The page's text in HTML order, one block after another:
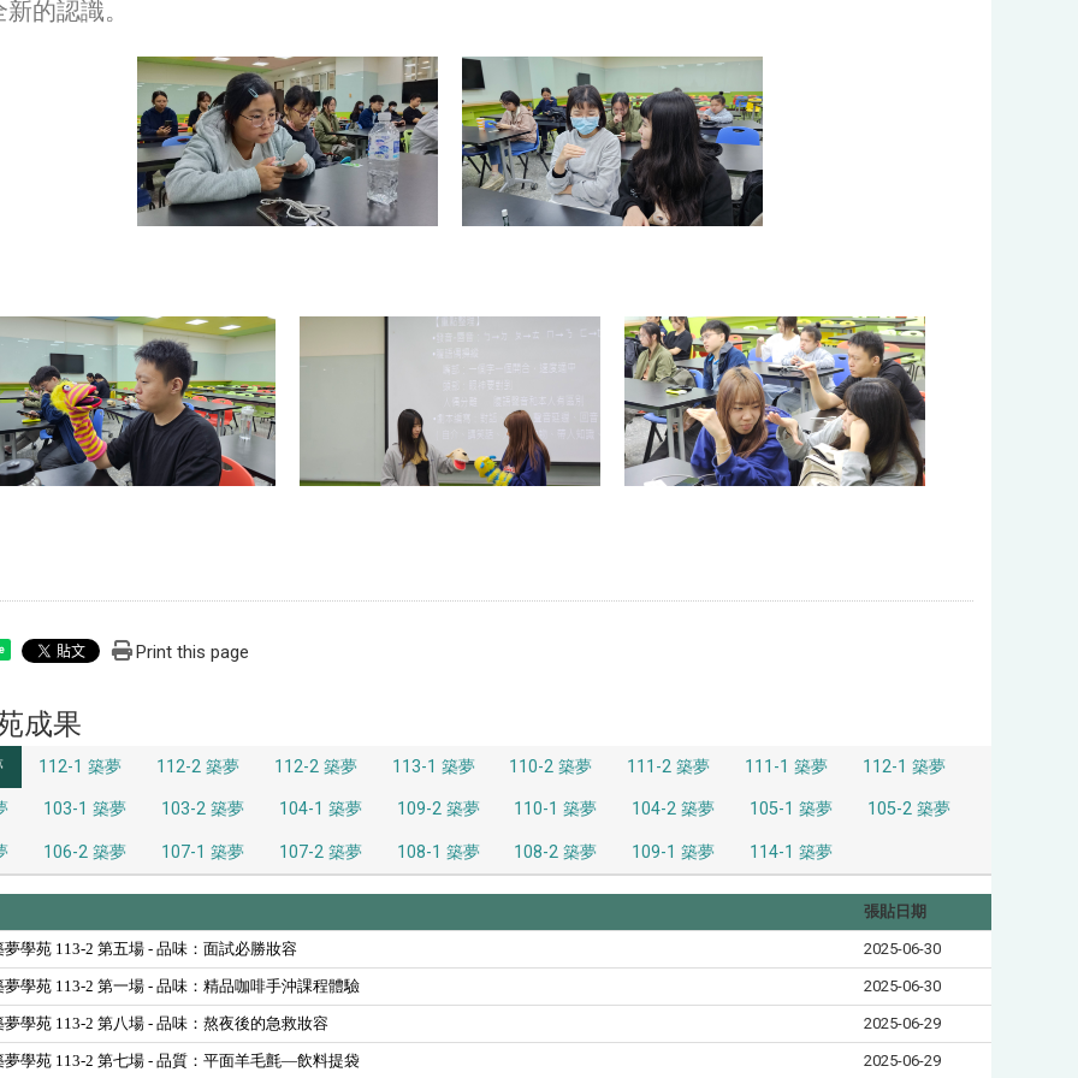
的認識。
Print this page
成果
112-1 築夢 112-2 築夢 112-2 築夢 113-1 築夢 110-2 築夢 111-2 築夢 111-1 築夢 112-1 築夢
103-1 築夢 103-2 築夢 104-1 築夢 109-2 築夢 110-1 築夢 104-2 築夢 105-1 築夢 105-2 築夢
106-2 築夢 107-1 築夢 107-2 築夢 108-1 築夢 108-2 築夢 109-1 築夢 114-1 築夢
張貼日期
夢學苑 113-2 第五場 - 品味：面試必勝妝容 2025-06-30
夢學苑 113-2 第一場 - 品味：精品咖啡手沖課程體驗 2025-06-30
夢學苑 113-2 第八場 - 品味：熬夜後的急救妝容 2025-06-29
夢學苑 113-2 第七場 - 品質：平面羊毛氈—飲料提袋 2025-06-29